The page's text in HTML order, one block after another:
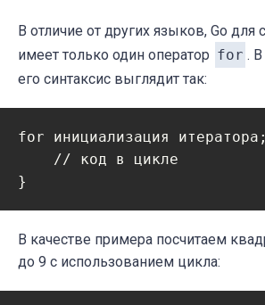
В отличие от других языков, Go для
имеет только один оператор for .
его синтаксис выглядит так:
for инициализация
    // код в цикле
В качестве примера посчитаем
до 9 с использованием цикла: